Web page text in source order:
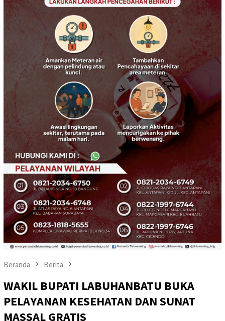
Beranda Berita
WAKIL BUPATI LABUHANBATU BUKA
PELAYANAN KESEHATAN DAN SUNAT
MASSAL GRATIS